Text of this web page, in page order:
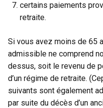
certains paiements
retraite.
Si vous avez moins de 65
admissible ne comprend
dessus, soit le revenu de
d’un régime de retraite.
suivants sont également
par suite du décès d’un